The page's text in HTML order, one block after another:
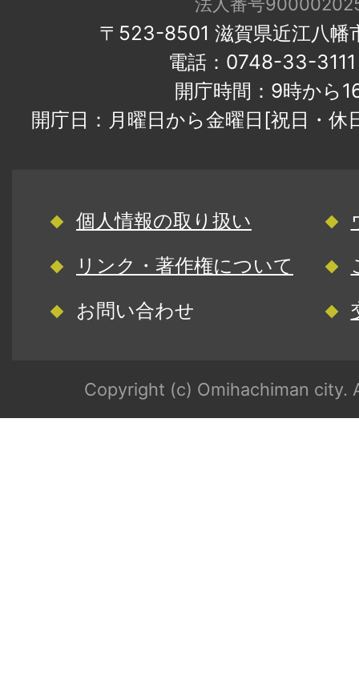
〒523-8501 滋賀県近江八幡
電話：0748-33-
開庁時間：9時から
開庁日：月曜日から金曜日[祝日・
個人情報の取り扱い
リンク・著作権について
お問い合わせ
Copyright (c) Omihachiman city.